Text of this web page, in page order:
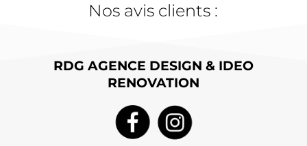
Nos avis clients :
RDG AGENCE DESIGN & IDEO
RENOVATION